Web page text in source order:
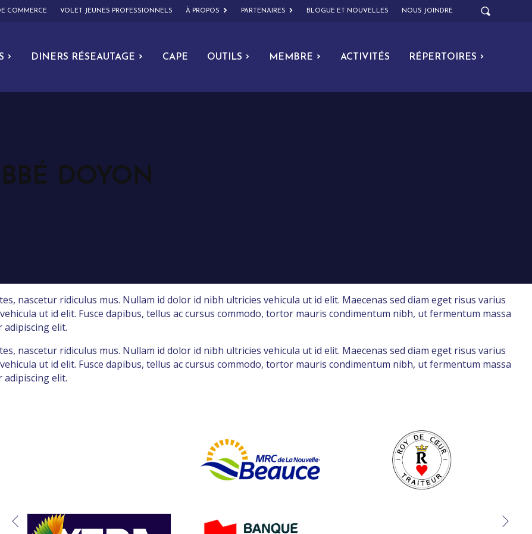
COMMERCE VOLET JEUNES PROFESSIONNELS À PROPOS PARTENAIRES BLOGUE ET NOUVELLES NOUS JOINDRE
DINERS RÉSEAUTAGE CAPE OUTILS MEMBRE ACTIVITÉS RÉPERTOIRES
DOYON
nascetur ridiculus mus. Nullam id dolor id nibh ultricies vehicula ut id elit. Maecenas sed diam eget risus varius
ut id elit. Fusce dapibus, tellus ac cursus commodo, tortor mauris condimentum nibh, ut fermentum massa
elit.
nascetur ridiculus mus. Nullam id dolor id nibh ultricies vehicula ut id elit. Maecenas sed diam eget risus varius
ut id elit. Fusce dapibus, tellus ac cursus commodo, tortor mauris condimentum nibh, ut fermentum massa
elit.